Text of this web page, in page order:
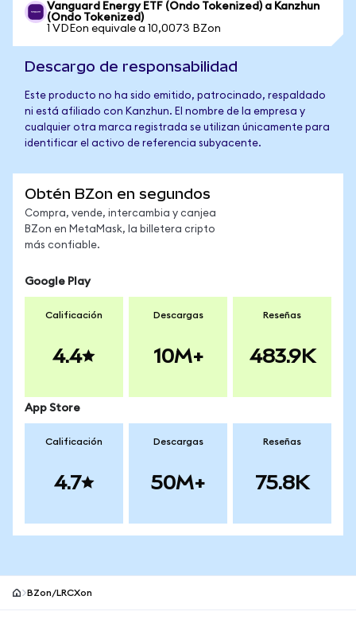
Vanguard Energy ETF (Ondo Tokenized) a Kanzhun
(Ondo Tokenized)
1 VDEon equivale a 10,0073 BZon
Descargo de responsabilidad
Este producto no ha sido emitido, patrocinado, respaldado
ni está afiliado con Kanzhun. El nombre de la empresa y
cualquier otra marca registrada se utilizan únicamente para
identificar el activo de referencia subyacente.
Obtén BZon en segundos
Compra, vende, intercambia y canjea
BZon en MetaMask, la billetera cripto
más confiable.
Google Play
Calificación
4.4
Descargas
10M+
Reseñas
483.9K
App Store
Calificación
4.7
Descargas
50M+
Reseñas
75.8K
BZon/LRCXon